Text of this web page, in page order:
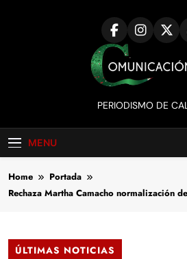
PERIODISMO DE
MENU
Home
Portada
Rechaza Martha Camacho normalización
ÚLTIMAS NOTICIAS